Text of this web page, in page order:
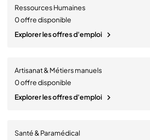
Ressources Humaines
0offre disponible
Explorer les offres d'emploi
Artisanat & Métiers manuels
0offre disponible
Explorer les offres d'emploi
Santé & Paramédical